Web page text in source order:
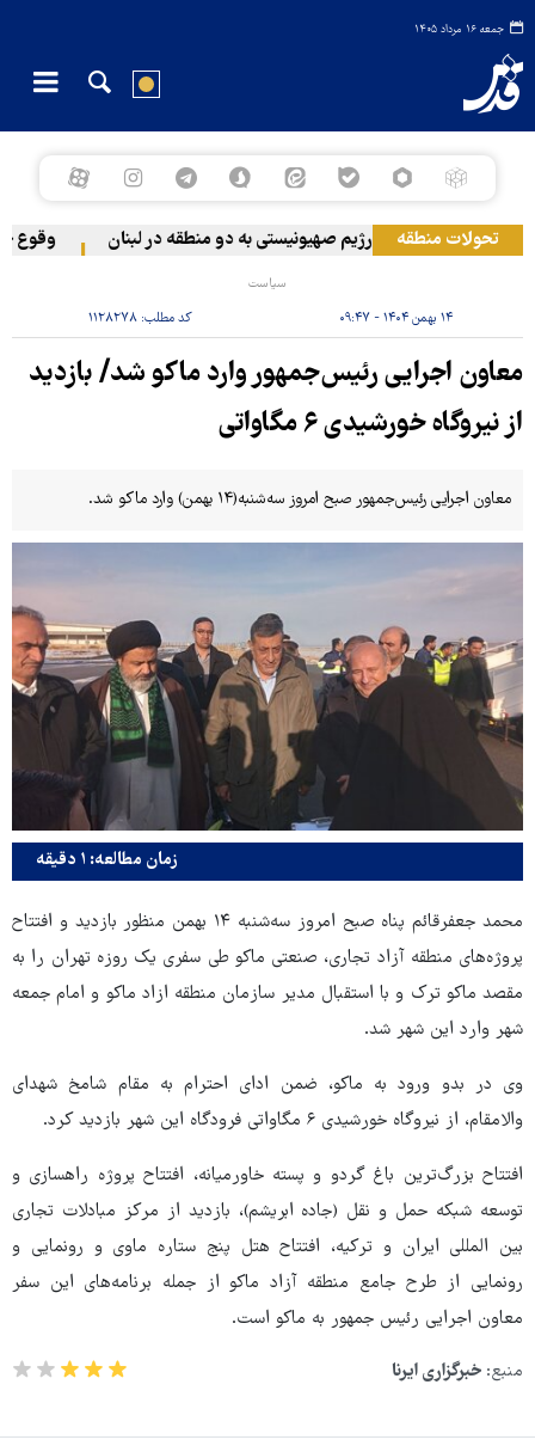
جمعه ۱۶ مرداد ۱۴۰۵
تحولات منطقهحمله رژیم صهیونیستی به دو منطقه در لبنان وقوع
سیاست
۱۴ بهمن ۱۴۰۴ - ۰۹:۴۷ کد مطلب:۱۱۲۸۲۷۸
معاون اجرایی رئیس‌جمهور وارد ماکو شد/ بازدید
از نیروگاه خورشیدی ۶ مگاواتی
معاون اجرایی رئیس‌جمهور صبح امروز سه‌شنبه(۱۴ بهمن) وارد ماکو شد.
زمان مطالعه: ۱ دقیقه
محمد جعفرقائم پناه صبح امروز سه‌شنبه ۱۴ بهمن منظور بازدید و افتتاح
پروژه‌های منطقه آزاد تجاری، صنعتی ماکو طی سفری یک روزه تهران را به
مقصد ماکو ترک و با استقبال مدیر سازمان منطقه ازاد ماکو و امام جمعه
شهر وارد این شهر شد.
وی در بدو ورود به ماکو، ضمن ادای احترام به مقام شامخ شهدای
والامقام، از نیروگاه خورشیدی ۶ مگاواتی فرودگاه این شهر بازدید کرد.
افتتاح بزرگ‌ترین باغ گردو و پسته خاورمیانه، افتتاح پروژه‌ راهسازی و
توسعه شبکه حمل و نقل (جاده ابریشم)، بازدید از مرکز مبادلات تجاری
بین المللی ایران و ترکیه، افتتاح هتل پنج ستاره ماوی و رونمایی و
رونمایی از طرح جامع منطقه آزاد ماکو از جمله برنامه‌های این سفر
معاون اجرایی رئیس جمهور به ماکو است.
منبع: خبرگزاری ایرنا